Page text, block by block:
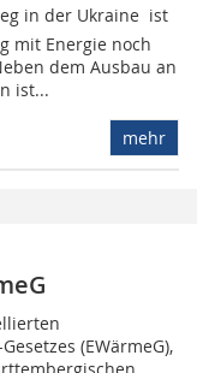
in der Ukraine  ist
mit Energie noch
dem Ausbau an
ist...
mehr
(EWärmeG),